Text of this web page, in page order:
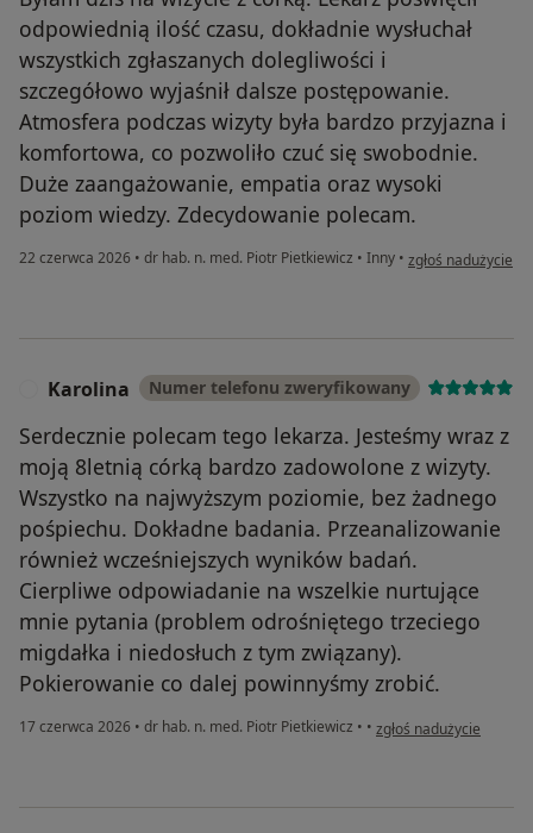
odpowiednią ilość czasu, dokładnie wysłuchał
wszystkich zgłaszanych dolegliwości i
szczegółowo wyjaśnił dalsze postępowanie.
Atmosfera podczas wizyty była bardzo przyjazna i
komfortowa, co pozwoliło czuć się swobodnie.
Duże zaangażowanie, empatia oraz wysoki
poziom wiedzy. Zdecydowanie polecam.
22 czerwca 2026 • dr hab. n. med. Piotr Pietkiewicz • Inny • w opinii
zgłoś nadużycie
Karolina Numer telefonu zweryfikowany
Serdecznie polecam tego lekarza. Jesteśmy wraz z
moją 8letnią córką bardzo zadowolone z wizyty.
Wszystko na najwyższym poziomie, bez żadnego
pośpiechu. Dokładne badania. Przeanalizowanie
również wcześniejszych wyników badań.
Cierpliwe odpowiadanie na wszelkie nurtujące
mnie pytania (problem odrośniętego trzeciego
migdałka i niedosłuch z tym związany).
Pokierowanie co dalej powinnyśmy zrobić.
17 czerwca 2026 • dr hab. n. med. Piotr Pietkiewicz • • w opinii użytkownika
zgłoś nadużycie